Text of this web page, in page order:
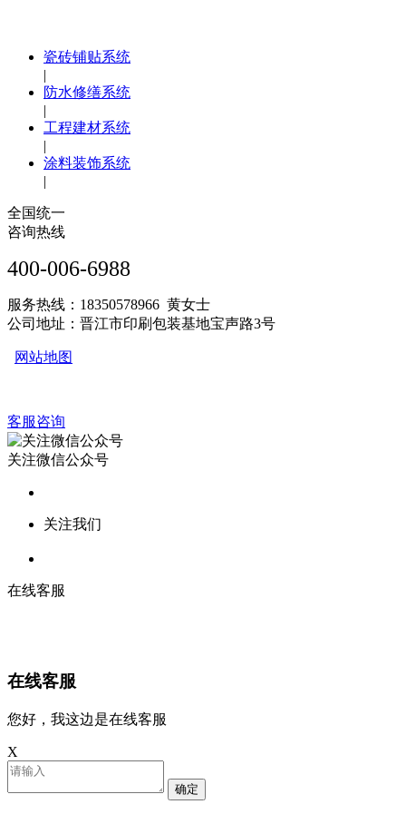
瓷砖铺贴系统
|
防水修缮系统
|
工程建材系统
|
涂料装饰系统
|
全国统一
咨询热线
400-006-6988
服务热线：18350578966 黄女士
公司地址：晋江市印刷包装基地宝声路3号
网站地图
客服咨询
关注微信公众号
关注我们
在线客服
在线客服
您好，我这边是在线客服
X
确定